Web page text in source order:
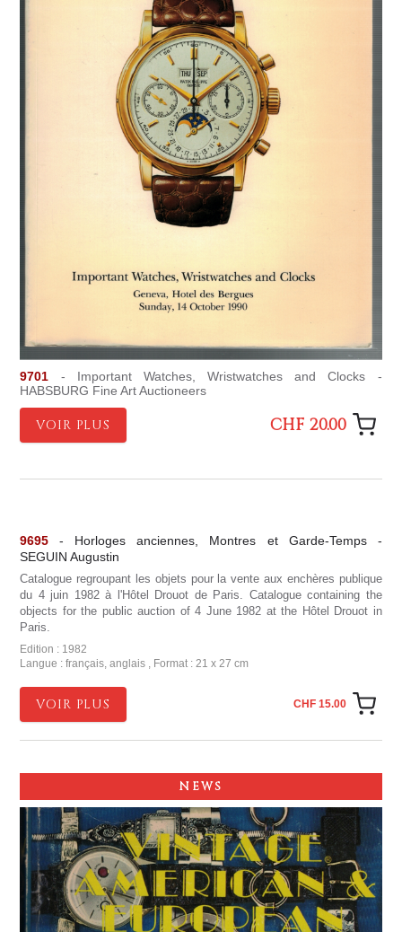
9701 - Important Watches, Wristwatches and Clocks -
HABSBURG Fine Art Auctioneers
VOIR PLUS CHF 20.00
9695 - Horloges anciennes, Montres et Garde-Temps -
SEGUIN Augustin
Catalogue regroupant les objets pour la vente aux enchères publique
du 4 juin 1982 à l'Hôtel Drouot de Paris. Catalogue containing the
objects for the public auction of 4 June 1982 at the Hôtel Drouot in
Paris.
Edition : 1982
Langue : français, anglais , Format : 21 x 27 cm
VOIR PLUS CHF 15.00